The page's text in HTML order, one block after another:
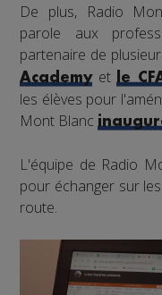
De plus, Radio
parole aux
partenaire de
Academyet le
les élèves pour
Mont Blanc
L'équipe de Radio
pour échanger sur
route.